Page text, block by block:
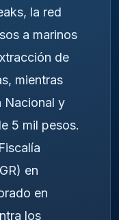
la red
a marinos
de
mientras
Nacional y
5 mil pesos.
en
en
los